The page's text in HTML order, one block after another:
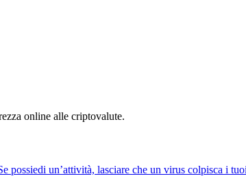
online alle criptovalute.
possiedi un’attività, lasciare che un virus colpisca i